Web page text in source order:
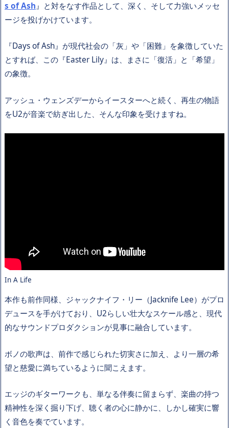
s of Ash』と対をなす作品として、深く、そして力強いメッセ
ージを投げかけています。
『Days of Ash』が現代社会の「灰」や「困難」を象徴していた
とすれば、この『Easter Lily』は、まさに「復活」と「希望」
の象徴。
アッシュ・ウェンズデーからイースターへと続く、再生の物語
をU2が音楽で紡ぎ出した、そんな印象を受けますね。
In A Life
本作も前作同様、ジャックナイフ・リー（Jacknife Lee）がプロ
デュースを手がけており、U2らしい壮大なスケール感と、現代
的なサウンドプロダクションが見事に融合しています。
ボノの歌声は、前作で感じられた切実さに加え、より一層の希
望と慈愛に満ちているように聞こえます。
エッジのギターワークも、単なる伴奏に留まらず、楽曲の持つ
精神性を深く掘り下げ、聴く者の心に静かに、しかし確実に響
く音色を奏でています。